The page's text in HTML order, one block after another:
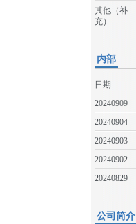
其他（补
充）
内部
日期
20240909
20240904
20240903
20240902
20240829
公司简介